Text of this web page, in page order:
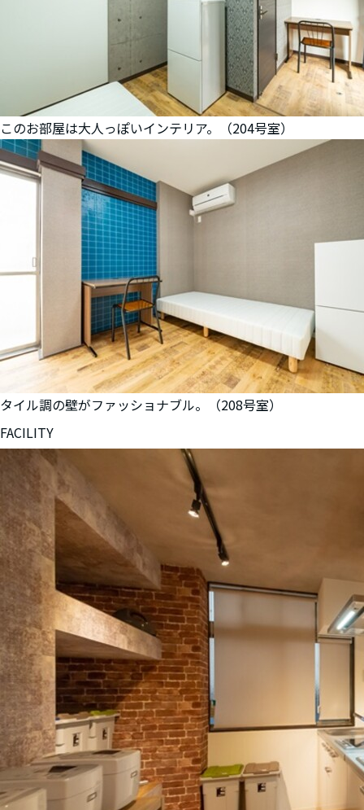
このお部屋は大人っぽいインテリア。（204号室）
タイル調の壁がファッショナブル。（208号室）
FACILITY